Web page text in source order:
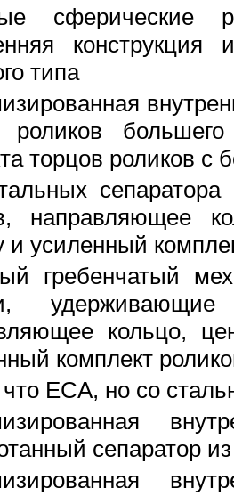
сферические
типа
роликов
торцов роликов с
сепаратора
направляющее
и усиленный
гребенчатый
кольцо,
комплект
ECA, но со
сепаратор